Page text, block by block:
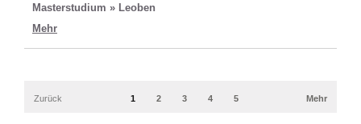
Masterstudium » Leoben
Mehr
Zurück 1 2 3 4 5 Mehr